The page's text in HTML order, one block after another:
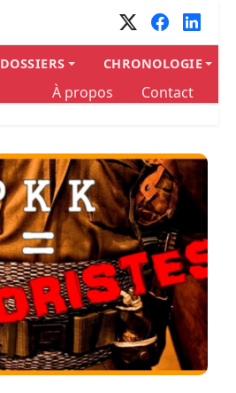
DOSSIERS CHRONOLOGIE
À propos Contact